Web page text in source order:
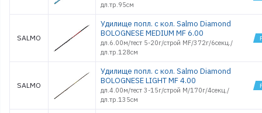
дл.тр.95см
SALMO
Удилище попл. с кол. Salmo Diamond
BOLOGNESE MEDIUM MF 6.00
дл.6.00м/тест 5-20г/строй MF/372г/6секц./
дл.тр.128см
SALMO
Удилище попл. с кол. Salmo Diamond
BOLOGNESE LIGHT MF 4.00
дл.4.00м/тест 3-15г/строй M/170г/4секц./
дл.тр.135см